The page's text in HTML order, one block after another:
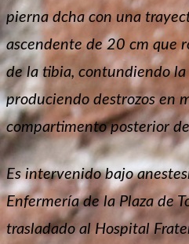
pierna dcha con una
ascendente de 20 cm que
de la tibia, contundiendo
produciendo destrozos en
compartimento posterior
Es intervenido bajo
Enfermería de la Plaza de
trasladado al Hospital